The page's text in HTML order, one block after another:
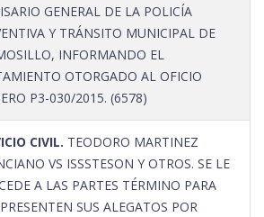
GENERAL DE LA POLICÍA
Y TRÁNSITO MUNICIPAL DE
INFORMANDO EL
OTORGADO AL OFICIO
P3-030/2015. (6578)
CIVIL. TEODORO MARTINEZ
VS ISSSTESON Y OTROS. SE LE
A LAS PARTES TÉRMINO PARA
SUS ALEGATOS POR